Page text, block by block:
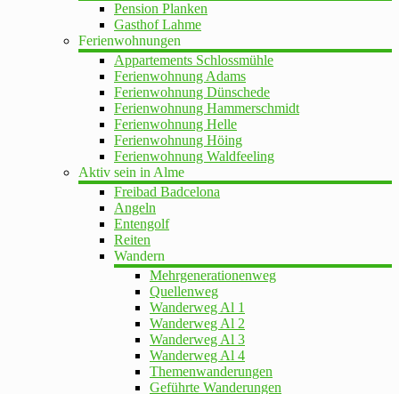
Pension Planken
Gasthof Lahme
Ferienwohnungen
Appartements Schlossmühle
Ferienwohnung Adams
Ferienwohnung Dünschede
Ferienwohnung Hammerschmidt
Ferienwohnung Helle
Ferienwohnung Höing
Ferienwohnung Waldfeeling
Aktiv sein in Alme
Freibad Badcelona
Angeln
Entengolf
Reiten
Wandern
Mehrgenerationenweg
Quellenweg
Wanderweg Al 1
Wanderweg Al 2
Wanderweg Al 3
Wanderweg Al 4
Themenwanderungen
Geführte Wanderungen